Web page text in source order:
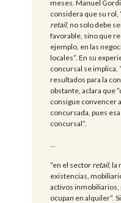
meses. Manuel
considera que su
retail, no solo debe
favorable, sino que
ejemplo, en las
locales”. En su
concursal se implica,
resultados para la
obstante, aclara que
consigue convencer
concursada, pues
concursal”.
“en el sector retail, la
existencias,
activos inmobiliarios,
ocupan en alquiler”.